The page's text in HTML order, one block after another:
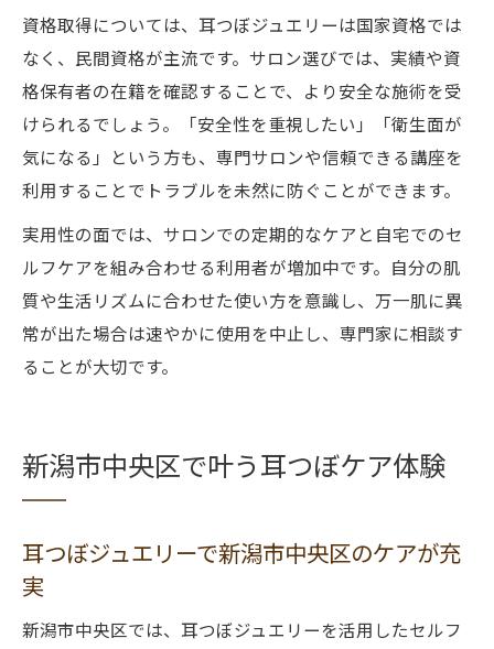
資格取得については、耳つぼジュエリーは国家資格では
なく、民間資格が主流です。サロン選びでは、実績や資
格保有者の在籍を確認することで、より安全な施術を受
けられるでしょう。「安全性を重視したい」「衛生面が
気になる」という方も、専門サロンや信頼できる講座を
利用することでトラブルを未然に防ぐことができます。
実用性の面では、サロンでの定期的なケアと自宅でのセ
ルフケアを組み合わせる利用者が増加中です。自分の肌
質や生活リズムに合わせた使い方を意識し、万一肌に異
常が出た場合は速やかに使用を中止し、専門家に相談す
ることが大切です。
新潟市中央区で叶う耳つぼケア体験
耳つぼジュエリーで新潟市中央区のケアが充
実
新潟市中央区では、耳つぼジュエリーを活用したセルフ